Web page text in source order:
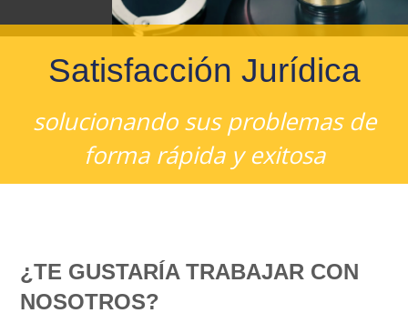
Satisfacción Jurídica
solucionando sus problemas de
forma rápida y exitosa
¿TE GUSTARÍA TRABAJAR CON
NOSOTROS?